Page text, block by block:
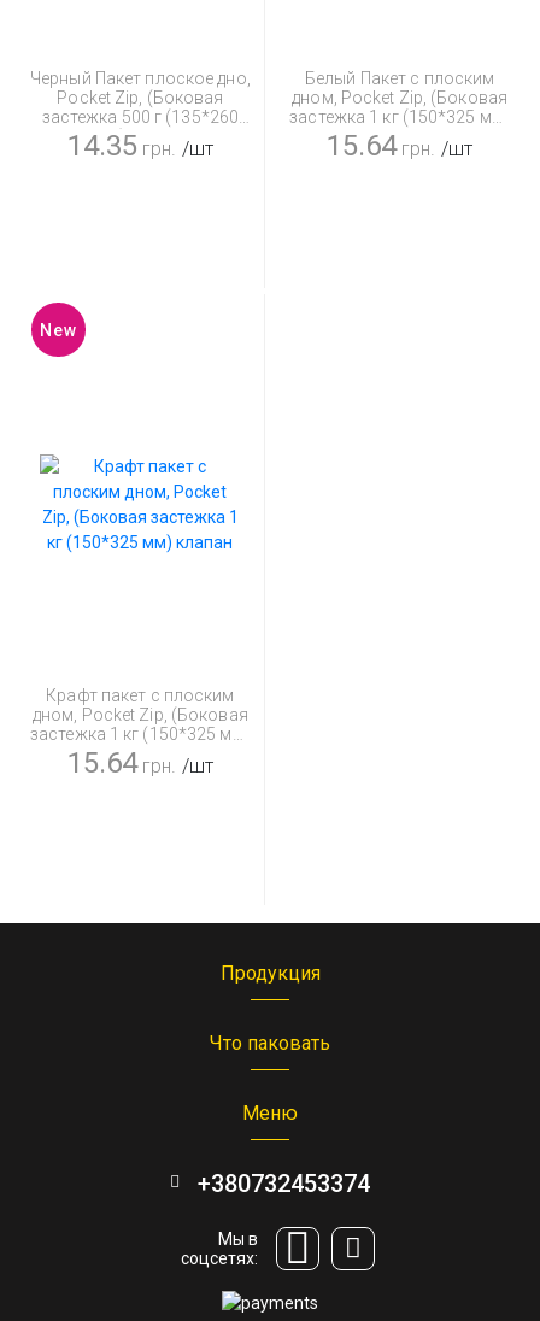
Черный Пакет плоское дно,
Pocket Zip, (Боковая
застежка 500 г (135*260
мм) клапан
14.35 грн. /шт
Белый Пакет с плоским
дном, Pocket Zip, (Боковая
застежка 1 кг (150*325 мм)
клапан
15.64 грн. /шт
New
Крафт пакет с плоским
дном, Pocket Zip, (Боковая
застежка 1 кг (150*325 мм)
клапан
15.64 грн. /шт
Продукция
Что паковать
Меню
+380732453374
Мы в
соцсетях: